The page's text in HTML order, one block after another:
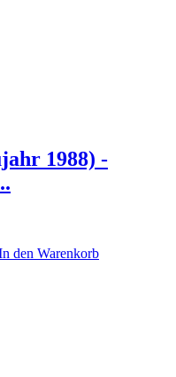
1988) -
den Warenkorb